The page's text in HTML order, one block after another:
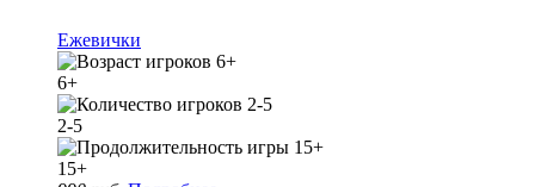
Ежевички
6+
2-5
15+